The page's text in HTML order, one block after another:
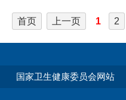
首页 上一页 1 2
国家卫生健康委员会网站